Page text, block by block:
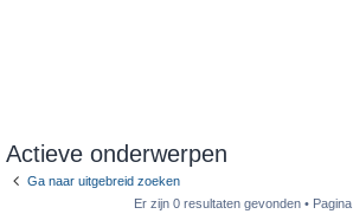
Actieve onderwerpen
Ga naar uitgebreid zoeken
Er zijn 0 resultaten gevonden • Pagina